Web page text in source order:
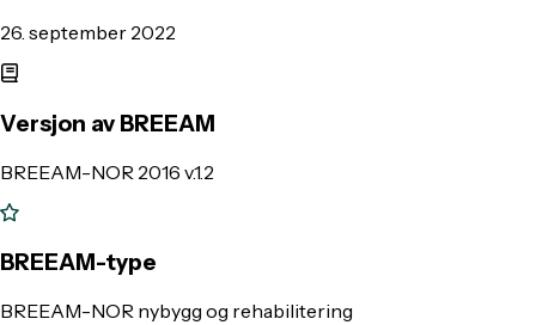
26. september 2022
Versjon av BREEAM
BREEAM-NOR 2016 v.1.2
BREEAM-type
BREEAM-NOR nybygg og rehabilitering